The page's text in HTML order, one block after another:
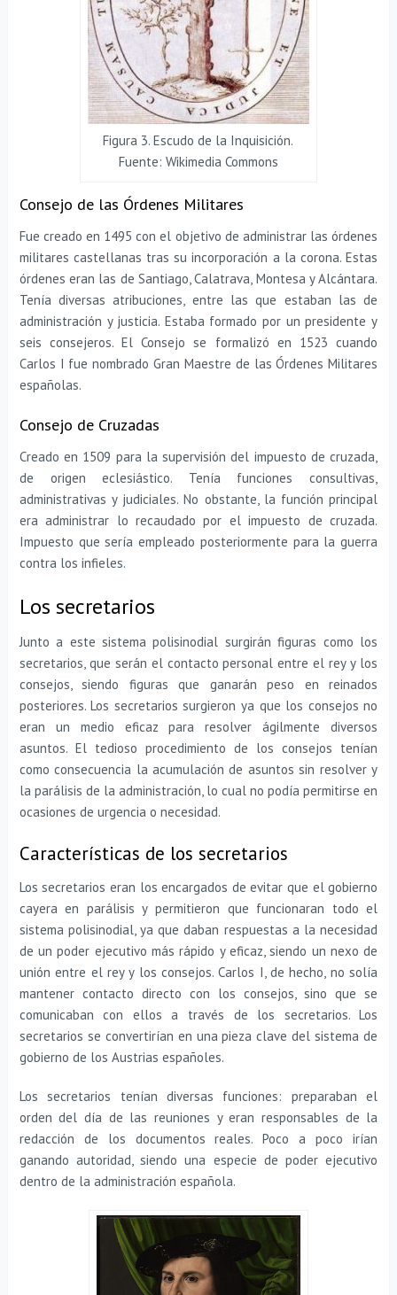
Figura 3. Escudo de la Inquisición.
Fuente: Wikimedia Commons
Consejo de las Órdenes Militares
Fue creado en 1495 con el objetivo de administrar las órdenes
militares castellanas tras su incorporación a la corona. Estas
órdenes eran las de Santiago, Calatrava, Montesa y Alcántara.
Tenía diversas atribuciones, entre las que estaban las de
administración y justicia. Estaba formado por un presidente y
seis consejeros. El Consejo se formalizó en 1523 cuando
Carlos I fue nombrado Gran Maestre de las Órdenes Militares
españolas.
Consejo de Cruzadas
Creado en 1509 para la supervisión del impuesto de cruzada,
de origen eclesiástico. Tenía funciones consultivas,
administrativas y judiciales. No obstante, la función principal
era administrar lo recaudado por el impuesto de cruzada.
Impuesto que sería empleado posteriormente para la guerra
contra los infieles.
Los secretarios
Junto a este sistema polisinodial surgirán figuras como los
secretarios, que serán el contacto personal entre el rey y los
consejos, siendo figuras que ganarán peso en reinados
posteriores. Los secretarios surgieron ya que los consejos no
eran un medio eficaz para resolver ágilmente diversos
asuntos. El tedioso procedimiento de los consejos tenían
como consecuencia la acumulación de asuntos sin resolver y
la parálisis de la administración, lo cual no podía permitirse en
ocasiones de urgencia o necesidad.
Características de los secretarios
Los secretarios eran los encargados de evitar que el gobierno
cayera en parálisis y permitieron que funcionaran todo el
sistema polisinodial, ya que daban respuestas a la necesidad
de un poder ejecutivo más rápido y eficaz, siendo un nexo de
unión entre el rey y los consejos. Carlos I, de hecho, no solía
mantener contacto directo con los consejos, sino que se
comunicaban con ellos a través de los secretarios. Los
secretarios se convertirían en una pieza clave del sistema de
gobierno de los Austrias españoles.
Los secretarios tenían diversas funciones: preparaban el
orden del día de las reuniones y eran responsables de la
redacción de los documentos reales. Poco a poco irían
ganando autoridad, siendo una especie de poder ejecutivo
dentro de la administración española.